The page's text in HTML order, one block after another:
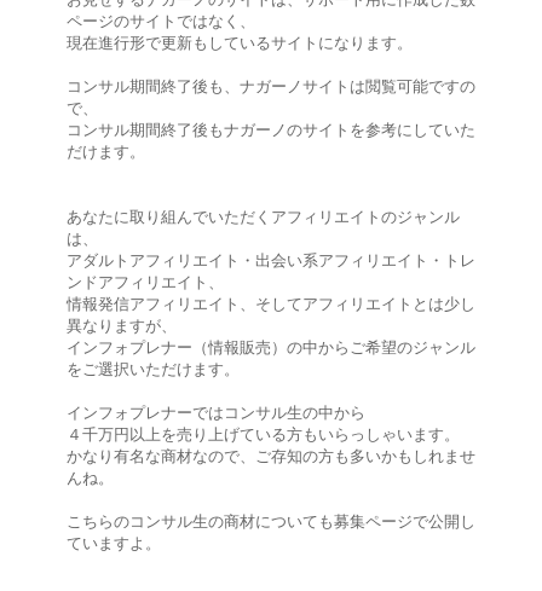
ページのサイトではなく、
現在進行形で更新もしているサイトになります。
コンサル期間終了後も、ナガーノサイトは閲覧可能ですの
で、
コンサル期間終了後もナガーノのサイトを参考にしていた
だけます。
あなたに取り組んでいただくアフィリエイトのジャンル
は、
アダルトアフィリエイト・出会い系アフィリエイト・トレ
ンドアフィリエイト、
情報発信アフィリエイト、そしてアフィリエイトとは少し
異なりますが、
インフォプレナー（情報販売）の中からご希望のジャンル
をご選択いただけます。
インフォプレナーではコンサル生の中から
４千万円以上を売り上げている方もいらっしゃいます。
かなり有名な商材なので、ご存知の方も多いかもしれませ
んね。
こちらのコンサル生の商材についても募集ページで公開し
ていますよ。